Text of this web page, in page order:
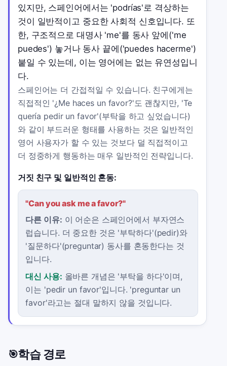
있지만, 스페인어에서는 'podrías'로 격상하는
것이 일반적이고 중요한 사회적 신호입니다. 또
한, 구조적으로 대명사 'me'를 동사 앞에('me
puedes') 놓거나 동사 끝에('puedes hacerme')
붙일 수 있는데, 이는 영어에는 없는 유연성입니
다.
스페인어는 더 간접적일 수 있습니다. 친구에게는
직접적인 '¿Me haces un favor?'도 괜찮지만, 'Te
quería pedir un favor'(부탁을 하고 싶었습니다)
와 같이 부드러운 형태를 사용하는 것은 일반적인
영어 사용자가 할 수 있는 것보다 덜 직접적이고
더 정중하게 행동하는 매우 일반적인 전략입니다.
거짓 친구 및 일반적인 혼동:
"Can you ask me a favor?"
다른 이유: 이 어순은 스페인어에서 부자연스
럽습니다. 더 중요한 것은 '부탁하다'(pedir)와
'질문하다'(preguntar) 동사를 혼동한다는 것
입니다.
대신 사용: 올바른 개념은 '부탁을 하다'이며,
이는 'pedir un favor'입니다. 'preguntar un
favor'라고는 절대 말하지 않을 것입니다.
🎯학습 경로